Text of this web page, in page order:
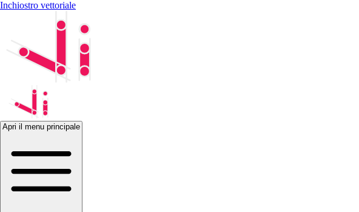
Inchiostro vettoriale
Apri il menu principale